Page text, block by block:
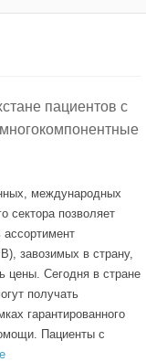
пациентов с
международных
сектора позволяет
завозимых в страну,
цены. Сегодня в стране
получать
гарантированного
Пациенты с